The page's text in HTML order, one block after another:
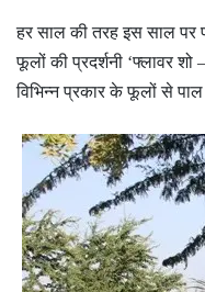
फूलों की प्रदर्शनी ‘फ्लावर
विभिन्न प्रकार के फूलों से